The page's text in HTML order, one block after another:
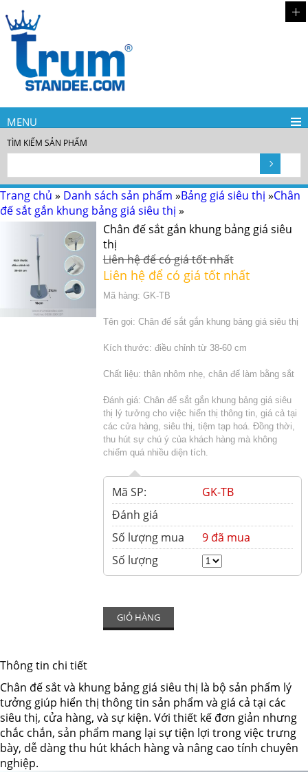
MENU
TÌM KIẾM SẢN PHẨM
Trang chủ » Danh sách sản phẩm »Bảng giá siêu thị »Chân
đế sắt gắn khung bảng giá siêu thị »
Chân đế sắt gắn khung bảng giá siêu
thị
Liên hệ để có giá tốt nhất
Liên hệ để có giá tốt nhất
Mã hàng: GK-TB
Tên gọi: Chân đế sắt gắn khung bảng giá siêu thị
Kích thước: điều chỉnh từ 38-60 cm
Chất liệu: thân nhôm nhẹ, chân đế làm bằng sắt
Đánh giá: Chân đế sắt gắn khung bảng giá siêu
thị lý tưởng cho việc hiển thị thông tin, giá cả tại
các cửa hàng, siêu thị, tiệm tạp hoá. Đồng thời,
thu hút sự chú ý của khách hàng mà không
chiếm quá nhiều diện tích.
Mã SP:
GK-TB
Đánh giá
Số lượng mua
9 đã mua
Số lượng
GIỎ HÀNG
Thông tin chi tiết
Chân đế sắt và khung bảng giá siêu thị là bộ sản phẩm lý
tưởng giúp hiển thị thông tin sản phẩm và giá cả tại các
siêu thị, cửa hàng, và sự kiện. Với thiết kế đơn giản nhưng
chắc chắn, sản phẩm mang lại sự tiện lợi trong việc trưng
bày, dễ dàng thu hút khách hàng và nâng cao tính chuyên
nghiệp.